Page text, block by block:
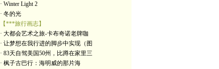
· Winter Light 2
· 冬的光
【***旅行画志】
· 大都会艺术之旅-卡布奇诺老牌咖
· 让梦想在我行进的脚步中实现（图
· 83天自驾美国50州，比蹲在家里三
· 枫子古巴行：海明威的那片海